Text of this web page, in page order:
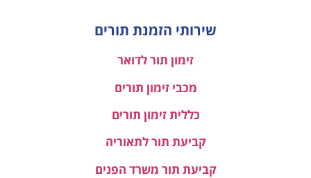
שירותי הזמנת תורים
זימון תור לדואר
מכבי זימון תורים
כללית זימון תורים
קביעת תור לתאוריה
קביעת תור משרד הפנים